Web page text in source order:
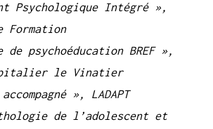
Psychologique Intégré »,
Formation
de psychoéducation BREF »,
le Vinatier
», LADAPT
de l’adolescent et